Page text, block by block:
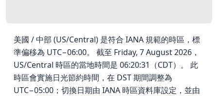
美國 / 中部 (US/Central) 是符合 IANA 規範的時區，標
準偏移為 UTC−06:00。 截至 Friday, 7 August 2026，
US/Central 時區的當地時間是 06:20:31（CDT）。 此
時區會實施日光節約時間，在 DST 期間調整為
UTC−05:00；切換日期由 IANA 時區資料庫設定，並由